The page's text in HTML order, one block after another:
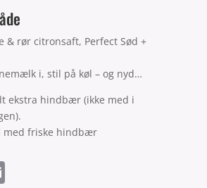
& rør citronsaft, Perfect Sød +
i, stil på køl – og nyd…
ekstra hindbær (ikke med i
E